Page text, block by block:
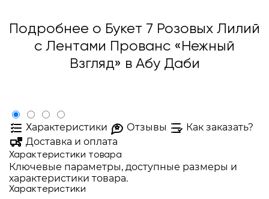
Подробнее о Букет 7 Розовых Лилий
с Лентами Прованс «Нежный
Взгляд» в Абу Даби
Характеристики Отзывы
Как заказать?
Доставка и оплата
Характеристики товара
Ключевые параметры, доступные размеры и
характеристики товара.
Характеристики